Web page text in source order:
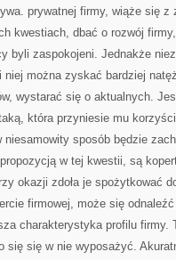
prywatnej firmy, wiąże się z
kwestiach, dbać o rozwój
byli zaspokojeni. Jednakże
niej można zyskać bardziej
wystarać się o aktualnych.
która przyniesie mu
niesamowity sposób będzie
w tej kwestii, są
okazji zdoła je spożytkować
firmowej, może się
charakterystyka profilu firmy.
się się w nie wyposażyć.